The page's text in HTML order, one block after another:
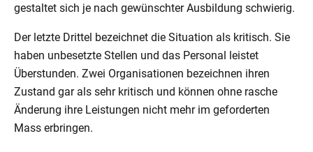
gestaltet sich je nach gewünschter Ausbildung schwierig.
Der letzte Drittel bezeichnet die Situation als kritisch. Sie
haben unbesetzte Stellen und das Personal leistet
Überstunden. Zwei Organisationen bezeichnen ihren
Zustand gar als sehr kritisch und können ohne rasche
Änderung ihre Leistungen nicht mehr im geforderten
Mass erbringen.